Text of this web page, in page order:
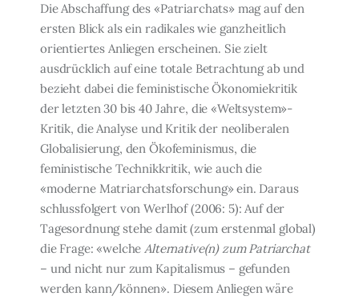
Die Abschaffung des «Patriarchats» mag auf den
ersten Blick als ein radikales wie ganz­heitlich
orientiertes Anliegen erscheinen. Sie zielt
ausdrücklich auf eine totale Betrach­tung ab und
bezieht dabei die feministische Ökonomiekritik
der letzten 30 bis 40 Jahre, die «Weltsystem»-
Kritik, die Analyse und Kritik der neoliberalen
Globalisierung, den Ökofeminismus, die
feministische Technikkritik, wie auch die
«moderne Matriarchats­forschung» ein. Daraus
schlussfolgert von Werlhof (2006: 5): Auf der
Tagesordnung ste­he damit (zum erstenmal global)
die Frage: «welcheAlternative(n) zum Patriarchat
– und nicht nur zum Kapitalismus – gefunden
werden kann/können». Diesem Anliegen wäre